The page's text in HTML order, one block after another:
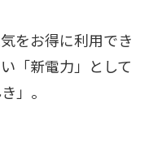
をお得に利用でき
「新電力」として
」。